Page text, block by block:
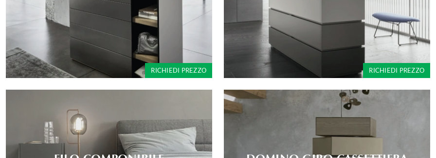
RICHIEDI PREZZO RICHIEDI PREZZO